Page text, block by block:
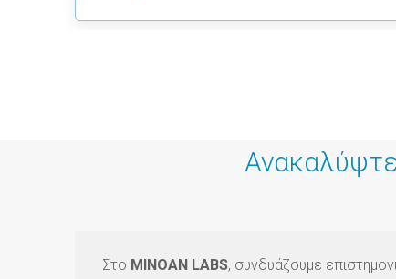
Στο MINOAN LABS, συνδυάζουμε